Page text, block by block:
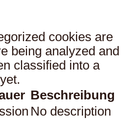
cookies are
being analyzed and
classified into a
Beschreibung
No description